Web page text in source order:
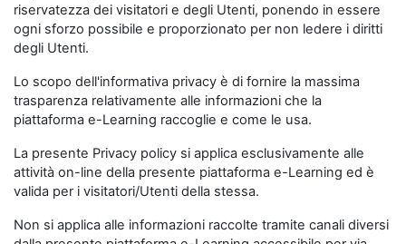
riservatezza dei visitatori e degli Utenti, ponendo in essere
ogni sforzo possibile e proporzionato per non ledere i diritti
degli Utenti.
Lo scopo dell'informativa privacy è di fornire la massima
trasparenza relativamente alle informazioni che la
piattaforma e-Learning raccoglie e come le usa.
La presente Privacy policy si applica esclusivamente alle
attività on-line della presente piattaforma e-Learning ed è
valida per i visitatori/Utenti della stessa.
Non si applica alle informazioni raccolte tramite canali diversi